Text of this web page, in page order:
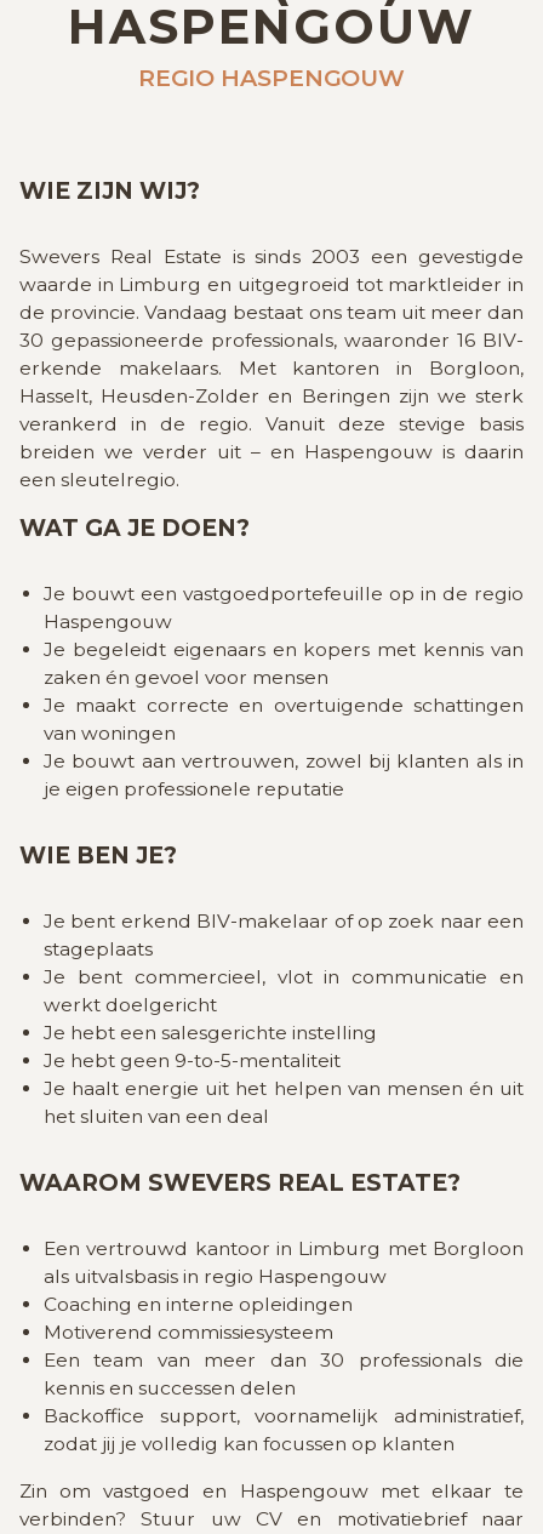
GRATIS SCHATTING
HASPENGOUW
REGIO HASPENGOUW
WIE ZIJN WIJ?
Swevers Real Estate is sinds 2003 een gevestigde
waarde in Limburg en uitgegroeid tot marktleider in
de provincie. Vandaag bestaat ons team uit meer dan
30 gepassioneerde professionals, waaronder 16 BIV-
erkende makelaars. Met kantoren in Borgloon,
Hasselt, Heusden-Zolder en Beringen zijn we sterk
verankerd in de regio. Vanuit deze stevige basis
breiden we verder uit – en Haspengouw is daarin
een sleutelregio.
WAT GA JE DOEN?
Je bouwt een vastgoedportefeuille op in de regio
Haspengouw
Je begeleidt eigenaars en kopers met kennis van
zaken én gevoel voor mensen
Je maakt correcte en overtuigende schattingen
van woningen
Je bouwt aan vertrouwen, zowel bij klanten als in
je eigen professionele reputatie
WIE BEN JE?
Je bent erkend BIV-makelaar of op zoek naar een
stageplaats
Je bent commercieel, vlot in communicatie en
werkt doelgericht
Je hebt een salesgerichte instelling
Je hebt geen 9-to-5-mentaliteit
Je haalt energie uit het helpen van mensen én uit
het sluiten van een deal
WAAROM SWEVERS REAL ESTATE?
Een vertrouwd kantoor in Limburg met Borgloon
als uitvalsbasis in regio Haspengouw
Coaching en interne opleidingen
Motiverend commissiesysteem
Een team van meer dan 30 professionals die
kennis en successen delen
Backoffice support, voornamelijk administratief,
zodat jij je volledig kan focussen op klanten
Zin om vastgoed en Haspengouw met elkaar te
verbinden? Stuur uw CV en motivatiebrief naar